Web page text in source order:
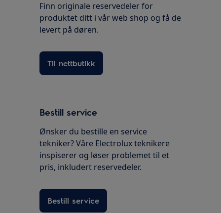
Finn originale reservedeler for
produktet ditt i vår web shop og få de
levert på døren.
Til nettbutikk
Bestill service
Ønsker du bestille en service
tekniker? Våre Electrolux teknikere
inspiserer og løser problemet til et
pris, inkludert reservedeler.
Bestill service